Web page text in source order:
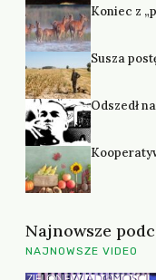
Koniec z
Susza
Odszedł
Najnowsze
NAJNOWSZE VIDEO